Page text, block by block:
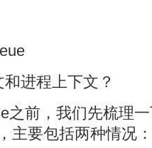
进程上下文？
之前，我们先梳理
主要包括两种情况：